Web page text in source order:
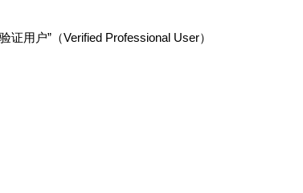
证用户”（Verified Professional User）